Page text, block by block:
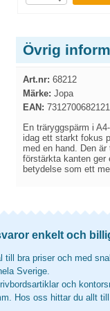
Övrig
Art.nr: 68212
Märke: Jopa
EAN: 7312700682121
En träryggspärm i
idag ett starkt fokus
med en hand. Den
förstärkta kanten ger
betydelse som ett
enkelt och
bra priser och med
Sverige.
och
Hos oss hittar du allt